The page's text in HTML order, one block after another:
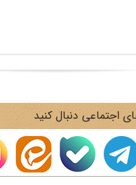
دنبال کنید